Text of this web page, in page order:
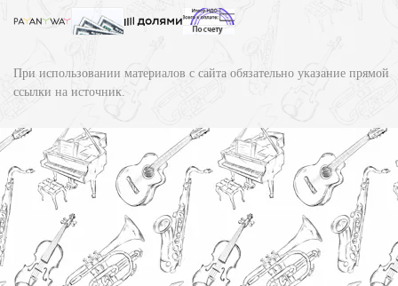
При использовании материалов с сайта обязательно указание прямой
ссылки на источник.